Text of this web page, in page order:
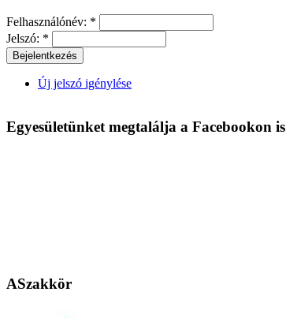
Felhasználónév: *
Jelszó: *
Új jelszó igénylése
Egyesületünket megtalálja a Facebookon is
ASzakkör